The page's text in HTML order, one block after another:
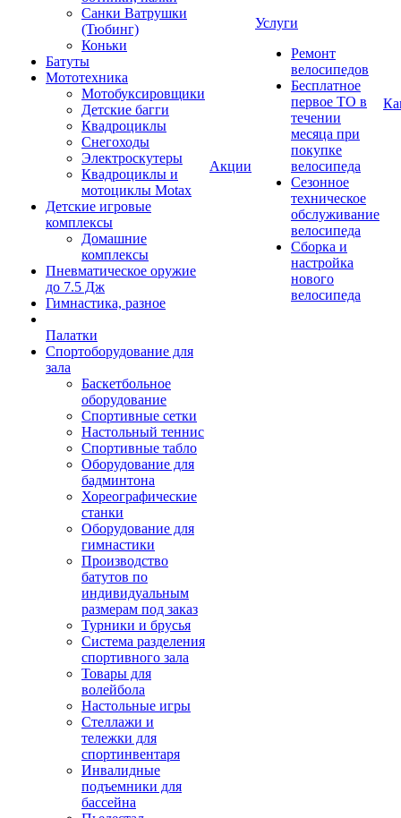
Санки Ватрушки
(Тюбинг)
Коньки
Батуты
Мототехника
Мотобуксировщики
Детские багги
Квадроциклы
Снегоходы
Электроскутеры
Квадроциклы и
мотоциклы Motax
Детские игровые
комплексы
Домашние
комплексы
Пневматическое оружие
до 7.5 Дж
Гимнастика, разное
Палатки
Спортоборудование для
зала
Баскетбольное
оборудование
Спортивные сетки
Настольный теннис
Спортивные табло
Оборудование для
бадминтона
Хореографические
станки
Оборудование для
гимнастики
Производство
батутов по
индивидуальным
размерам под заказ
Турники и брусья
Система разделения
спортивного зала
Товары для
волейбола
Настольные игры
Стеллажи и
тележки для
спортинвентаря
Инвалидные
подъемники для
бассейна
Акции
Услуги
Ремонт
велосипедов
Бесплатное
первое ТО в
течении
месяца при
покупке
велосипеда
Сезонное
техническое
обслуживание
велосипеда
Сборка и
настройка
нового
велосипеда